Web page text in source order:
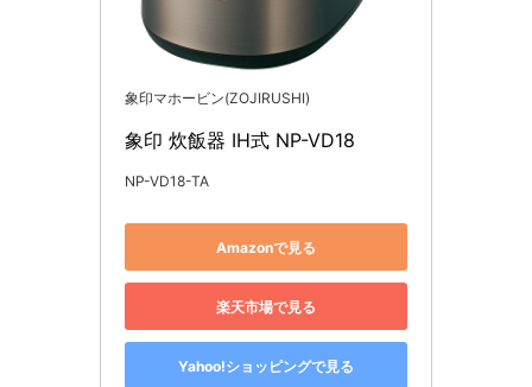
象印マホービン(ZOJIRUSHI)
象印 炊飯器 IH式 NP-VD18
NP-VD18-TA
Amazonで見る
楽天市場で見る
Yahoo!ショッピングで見る